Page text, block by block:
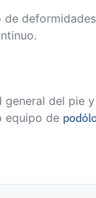
del pie
equipo de